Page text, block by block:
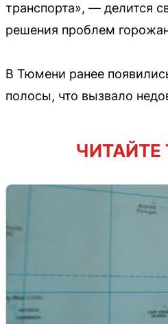
транспорта», — делится
решения проблем
В Тюмени ранее
полосы, что вызвало